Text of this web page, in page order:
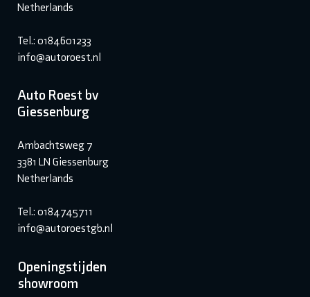
Netherlands
Tel.: 0184601233
info@autoroest.nl
Auto Roest bv
Giessenburg
Ambachtsweg 7
3381 LN Giessenburg
Netherlands
Tel.: 0184745711
info@autoroestgb.nl
Openingstijden
showroom